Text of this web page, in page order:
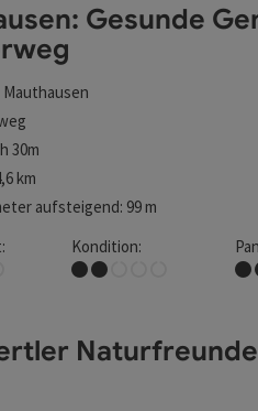
Gesunde
Mauthausen
30m
km
aufsteigend: 99 m
Kondition:
Leicht